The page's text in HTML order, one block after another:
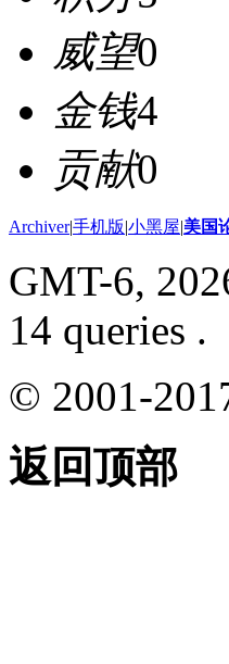
威望0
金钱4
贡献0
Archiver|手机版|小黑屋|美国
GMT-6,
14 queries .
© 2001-
返回顶部